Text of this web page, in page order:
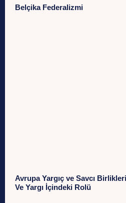
Belçika Federalizmi
Avrupa Yargıç ve Savcı
Ve Yargı İçindeki Rolü